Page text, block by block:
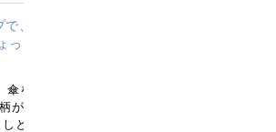
を作
が、短
として